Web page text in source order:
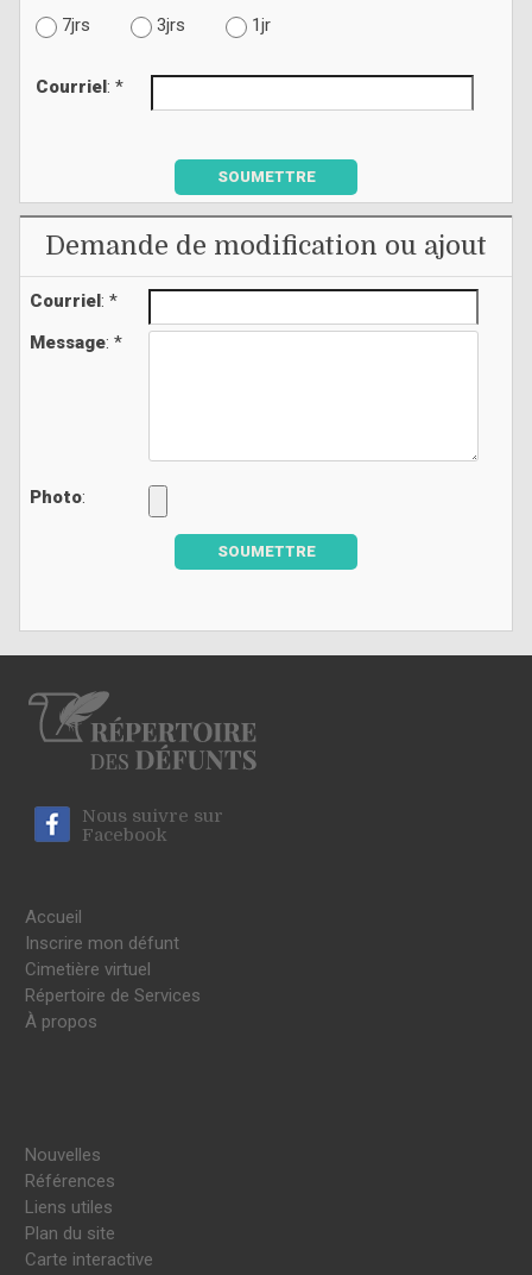
7jrs
3jrs 1jr
Courriel : *
SOUMETTRE
Demande de modification ou ajout
Courriel: *
Message: *
Photo:
SOUMETTRE
Nous suivre sur
Facebook
Accueil
Inscrire mon défunt
Cimetière virtuel
Répertoire de Services
À propos
Nouvelles
Références
Liens utiles
Plan du site
Carte interactive